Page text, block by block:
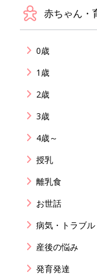
赤ちゃん・
0歳
1歳
2歳
3歳
4歳～
授乳
離乳食
お世話
病気・トラブル
産後の悩み
発育発達